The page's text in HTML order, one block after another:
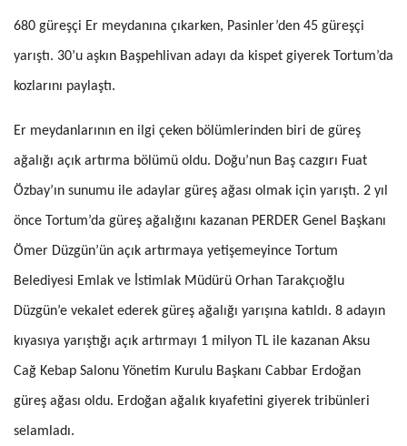
680 güreşçi Er meydanına çıkarken, Pasinler’den 45 güreşçi
yarıştı. 30’u aşkın Başpehlivan adayı da kispet giyerek Tortum’da
kozlarını paylaştı.
Er meydanlarının en ilgi çeken bölümlerinden biri de güreş
ağalığı açık artırma bölümü oldu. Doğu’nun Baş cazgırı Fuat
Özbay’ın sunumu ile adaylar güreş ağası olmak için yarıştı. 2 yıl
önce Tortum’da güreş ağalığını kazanan PERDER Genel Başkanı
Ömer Düzgün’ün açık artırmaya yetişemeyince Tortum
Belediyesi Emlak ve İstimlak Müdürü Orhan Tarakçıoğlu
Düzgün’e vekalet ederek güreş ağalığı yarışına katıldı. 8 adayın
kıyasıya yarıştığı açık artırmayı 1 milyon TL ile kazanan Aksu
Cağ Kebap Salonu Yönetim Kurulu Başkanı Cabbar Erdoğan
güreş ağası oldu. Erdoğan ağalık kıyafetini giyerek tribünleri
selamladı.